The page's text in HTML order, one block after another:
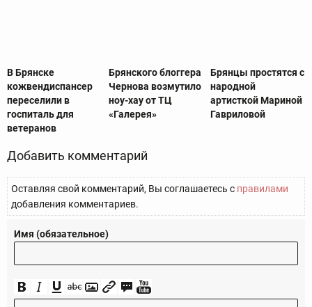
В Брянске
кожвендиспансер
переселили в
госпиталь для
ветеранов
Брянского блоггера
Чернова возмутило
ноу-хау от ТЦ
«Галерея»
Брянцы простятся с
народной
артисткой Мариной
Гавриловой
Добавить комментарий
Оставляя свой комментарий, Вы соглашаетесь с правилами
добавления комментариев.
Имя (обязательное)